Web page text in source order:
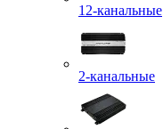
12-канальные
2-канальные